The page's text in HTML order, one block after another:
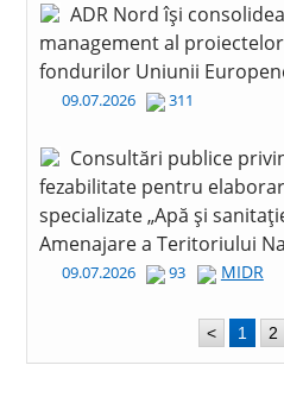
ADR Nord își
management al
fondurilor Uniunii
09.07.2026 311
Consultări publice
fezabilitate pentru
specializate „Apă și
Amenajare a Teritoriului
09.07.2026 93 MIDR
< 1 2